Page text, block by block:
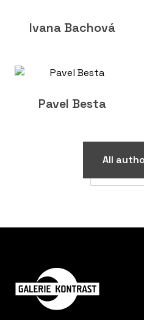
Ivana Bachová
Pavel Besta
All